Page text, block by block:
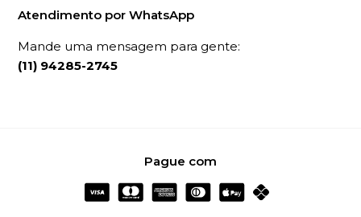
Atendimento por WhatsApp
Mande uma mensagem para gente:
(11) 94285-2745
Pague com